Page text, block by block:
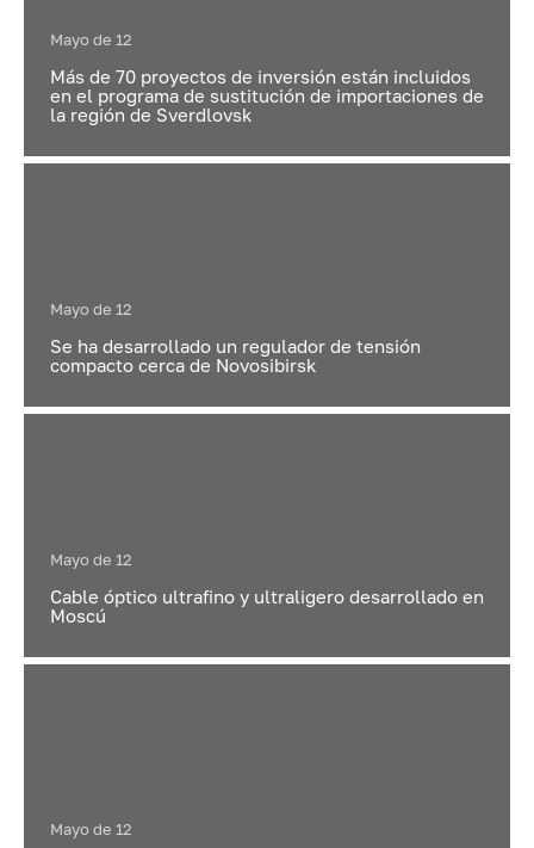
Mayo de 12
Más de 70 proyectos de inversión están incluidos
en el programa de sustitución de importaciones de
la región de Sverdlovsk
Mayo de 12
Se ha desarrollado un regulador de tensión
compacto cerca de Novosibirsk
Mayo de 12
Cable óptico ultrafino y ultraligero desarrollado en
Moscú
Mayo de 12